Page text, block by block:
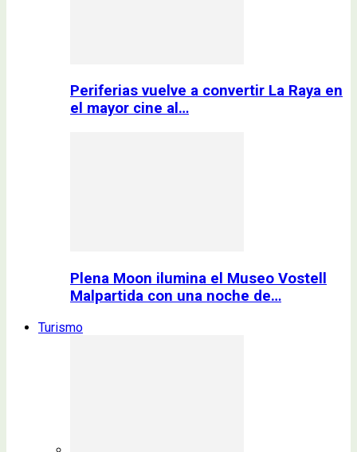
Periferias vuelve a convertir La Raya en
el mayor cine al…
Plena Moon ilumina el Museo Vostell
Malpartida con una noche de…
Turismo